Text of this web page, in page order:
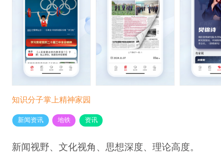
知识分子掌上精神家园
新闻资讯 地铁 资讯
新闻视野、文化视角、思想深度、理论高度。